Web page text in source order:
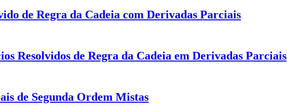
de Regra da Cadeia com Derivadas Parciais
Resolvidos de Regra da Cadeia em Derivadas Parciais
de Segunda Ordem Mistas